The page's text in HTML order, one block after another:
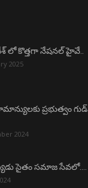
లో కొత్తగా నేషనల్ హైవే..
2025
ప్రభుత్వం గుడ్
2024
సైతం సమాజ సేవలో….